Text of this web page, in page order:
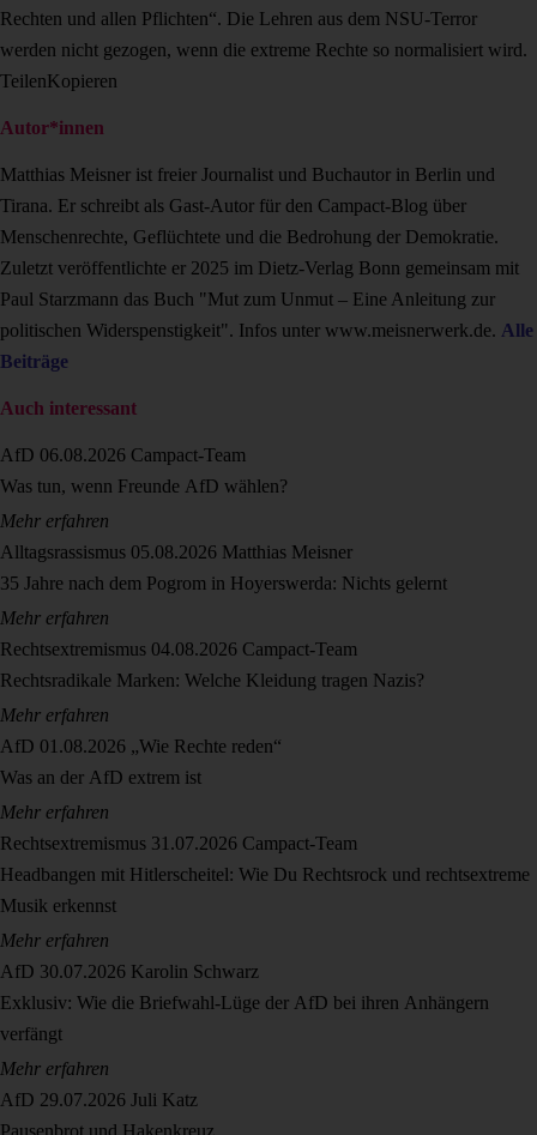
Rechten und allen Pflichten“. Die Lehren aus dem NSU-Terror
werden nicht gezogen, wenn die extreme Rechte so normalisiert wird.
TeilenKopieren
Autor*innen
Matthias Meisner ist freier Journalist und Buchautor in Berlin und
Tirana. Er schreibt als Gast-Autor für den Campact-Blog über
Menschenrechte, Geflüchtete und die Bedrohung der Demokratie.
Zuletzt veröffentlichte er 2025 im Dietz-Verlag Bonn gemeinsam mit
Paul Starzmann das Buch "Mut zum Unmut – Eine Anleitung zur
politischen Widerspenstigkeit". Infos unter www.meisnerwerk.de. Alle
Beiträge
Auch interessant
AfD 06.08.2026 Campact-Team
Was tun, wenn Freunde AfD wählen?
Mehr erfahren
Alltagsrassismus 05.08.2026 Matthias Meisner
35 Jahre nach dem Pogrom in Hoyerswerda: Nichts gelernt
Mehr erfahren
Rechtsextremismus 04.08.2026 Campact-Team
Rechtsradikale Marken: Welche Kleidung tragen Nazis?
Mehr erfahren
AfD 01.08.2026 „Wie Rechte reden“
Was an der AfD extrem ist
Mehr erfahren
Rechtsextremismus 31.07.2026 Campact-Team
Headbangen mit Hitlerscheitel: Wie Du Rechtsrock und rechtsextreme
Musik erkennst
Mehr erfahren
AfD 30.07.2026 Karolin Schwarz
Exklusiv: Wie die Briefwahl-Lüge der AfD bei ihren Anhängern
verfängt
Mehr erfahren
AfD 29.07.2026 Juli Katz